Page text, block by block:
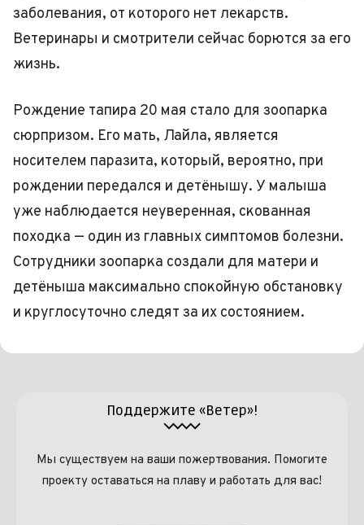
заболевания, от которого нет лекарств.
Ветеринары и смотрители сейчас борются за его
жизнь.
Рождение тапира 20 мая стало для зоопарка
сюрпризом. Его мать, Лайла, является
носителем паразита, который, вероятно, при
рождении передался и детёнышу. У малыша
уже наблюдается неуверенная, скованная
походка — один из главных симптомов болезни.
Сотрудники зоопарка создали для матери и
детёныша максимально спокойную обстановку
и круглосуточно следят за их состоянием.
Поддержите «Ветер»!
Мы существуем на ваши пожертвования. Помогите
проекту оставаться на плаву и работать для вас!